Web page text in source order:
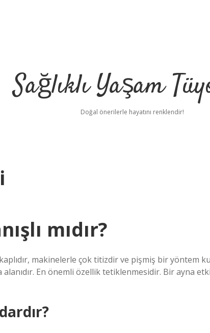
Sağlıklı Yaşam
Doğal önerilerle hayatını renklendir!
mıdır?
makinelerle çok titizdir ve pişmiş bir yöntem
En önemli özellik tetiklenmesidir. Bir ayna